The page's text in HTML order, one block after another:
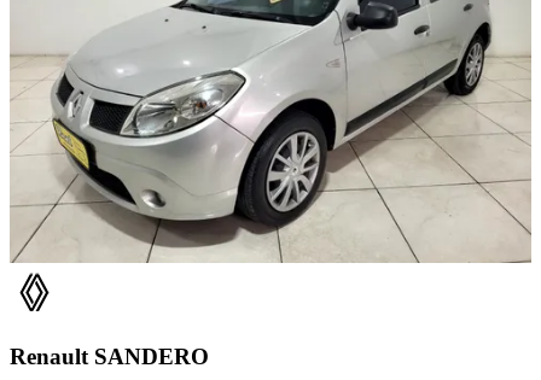
Renault SANDERO